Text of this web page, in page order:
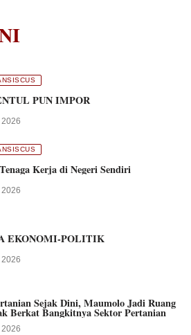
PUN IMPOR
Kerja di Negeri Sendiri
EKONOMI-POLITIK
Sejak Dini, Maumolo Jadi Ruang
Berkat Bangkitnya Sektor Pertanian